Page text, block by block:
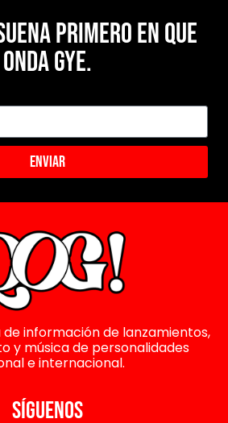
primero en Que
Onda Gye.
Enviar
de información de lanzamientos,
y música de personalidades
e internacional.
SÍGUENOS